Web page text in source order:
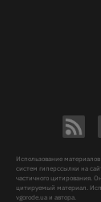
Использование
систем гиперссылки на
частичного цитирования.
цитируемый материал.
vgorode.ua и автора.